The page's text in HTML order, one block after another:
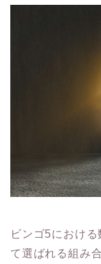
ビンゴ5におけ
て選ばれる組み